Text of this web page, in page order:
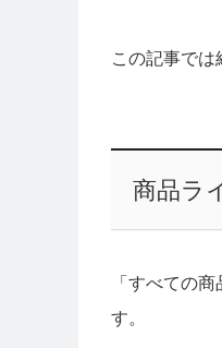
この記事では
商品ラ
「すべての
す。